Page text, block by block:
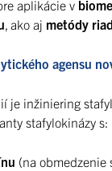
aplikácie v
, ako aj metódy
agensu
je inžiniering
stafylokinázy s:
(na obmedzenie